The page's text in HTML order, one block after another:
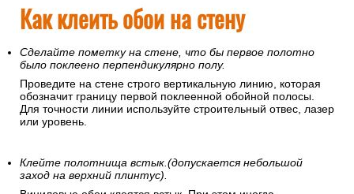
Как клеить обои на стену
Сделайте пометку на стене, что бы первое полотно
было поклеено перпендикулярно полу.
Проведите на стене строго вертикальную линию, которая
обозначит границу первой поклеенной обойной полосы.
Для точности линии используйте строительный отвес, лазер
или уровень.
Клейте полотнища встык.(допускается небольшой
заход на верхний плинтус).